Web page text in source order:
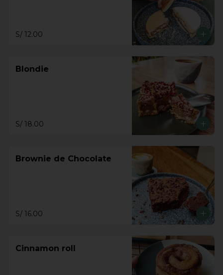
S/ 12.00
Blondie
S/ 18.00
Brownie de Chocolate
S/ 16.00
Cinnamon roll